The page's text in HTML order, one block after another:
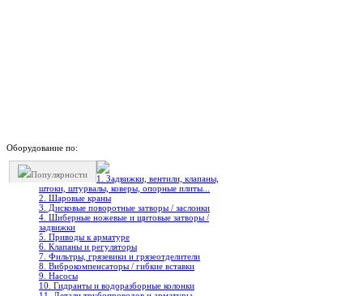
Оборудование по:
Популярности
1. Задвижки, вентили, клапаны,
штоки, штурвалы, коверы, опорные плиты...
2. Шаровые краны
3. Дисковые поворотные затворы / заслонки
4. Шиберные ножевые и щитовые затворы /
задвижки
5. Приводы к арматуре
6. Клапаны и регуляторы
7. Фильтры, грязевики и грязеотделители
8. Виброкомпенсаторы / гибкие вставки
9. Насосы
10. Гидранты и водоразборные колонки